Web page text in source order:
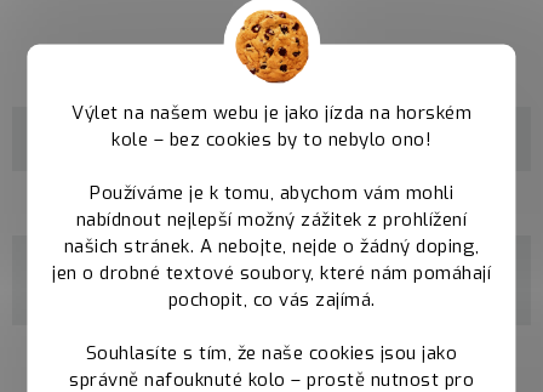
Výlet na našem webu je jako jízda na horském
kole – bez cookies by to nebylo ono!
Používáme je k tomu, abychom vám mohli
nabídnout nejlepší možný zážitek z prohlížení
našich stránek. A nebojte, nejde o žádný doping,
jen o drobné textové soubory, které nám pomáhají
pochopit, co vás zajímá.
Souhlasíte s tím, že naše cookies jsou jako
správně nafouknuté kolo – prostě nutnost pro
Parametry
Kategorie Trail rámy Qayron
velikosti M / L / XL
materiál
100% CrMo Butted
průměr
29"